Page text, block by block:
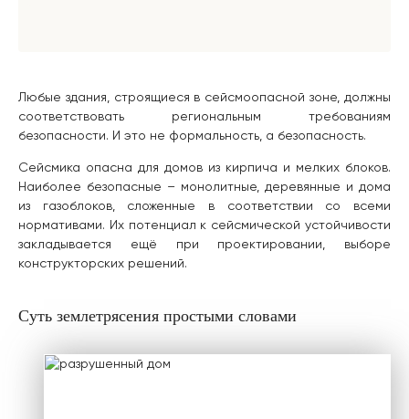
Любые здания, строящиеся в сейсмоопасной зоне, должны
соответствовать региональным требованиям
безопасности. И это не формальность, а безопасность.
Сейсмика опасна для домов из кирпича и мелких блоков.
Наиболее безопасные – монолитные, деревянные и дома
из газоблоков, сложенные в соответствии со всеми
нормативами. Их потенциал к сейсмической устойчивости
закладывается ещё при проектировании, выборе
конструкторских решений.
Суть землетрясения простыми словами